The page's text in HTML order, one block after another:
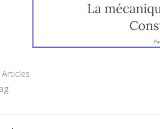
Articles